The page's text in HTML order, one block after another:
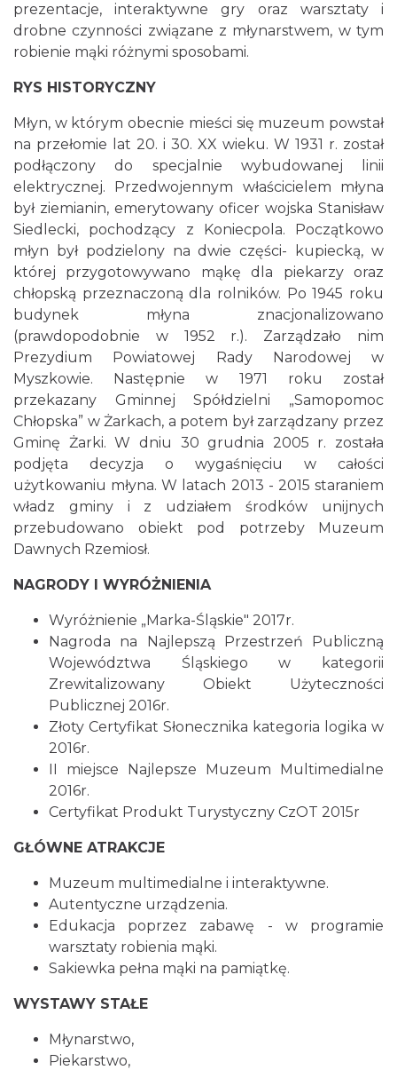
prezentacje, interaktywne gry oraz warsztaty i
drobne czynności związane z młynarstwem, w tym
robienie mąki różnymi sposobami.
RYS HISTORYCZNY
Młyn, w którym obecnie mieści się muzeum powstał
na przełomie lat 20. i 30. XX wieku. W 1931 r. został
podłączony do specjalnie wybudowanej linii
elektrycznej. Przedwojennym właścicielem młyna
był ziemianin, emerytowany oficer wojska Stanisław
Siedlecki, pochodzący z Koniecpola. Początkowo
młyn był podzielony na dwie części- kupiecką, w
której przygotowywano mąkę dla piekarzy oraz
chłopską przeznaczoną dla rolników. Po 1945 roku
budynek młyna znacjonalizowano
(prawdopodobnie w 1952 r.). Zarządzało nim
Prezydium Powiatowej Rady Narodowej w
Myszkowie. Następnie w 1971 roku został
przekazany Gminnej Spółdzielni „Samopomoc
Chłopska” w Żarkach, a potem był zarządzany przez
Gminę Żarki. W dniu 30 grudnia 2005 r. została
podjęta decyzja o wygaśnięciu w całości
użytkowaniu młyna. W latach 2013 - 2015 staraniem
władz gminy i z udziałem środków unijnych
przebudowano obiekt pod potrzeby Muzeum
Dawnych Rzemiosł.
NAGRODY I WYRÓŻNIENIA
Wyróżnienie „Marka-Śląskie" 2017r.
Nagroda na Najlepszą Przestrzeń Publiczną
Województwa Śląskiego w kategorii
Zrewitalizowany Obiekt Użyteczności
Publicznej 2016r.
Złoty Certyfikat Słonecznika kategoria logika w
2016r.
II miejsce Najlepsze Muzeum Multimedialne
2016r.
Certyfikat Produkt Turystyczny CzOT 2015r
GŁÓWNE ATRAKCJE
Muzeum multimedialne i interaktywne.
Autentyczne urządzenia.
Edukacja poprzez zabawę - w programie
warsztaty robienia mąki.
Sakiewka pełna mąki na pamiątkę.
WYSTAWY STAŁE
Młynarstwo,
Piekarstwo,